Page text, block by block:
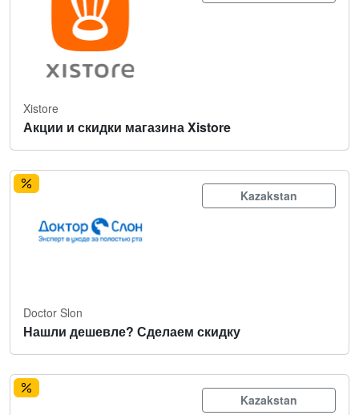
Xistore
Акции и скидки магазина Xistore
Kazakstan
Doctor Slon
Нашли дешевле? Сделаем скидку
Kazakstan